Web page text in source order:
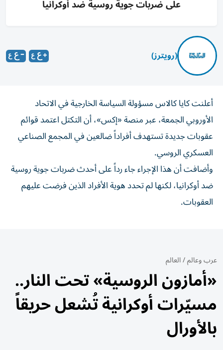
على ضربات جوية روسية ضد أوكرانيا
(رويترز)
أعلنت كايا ​كالاس ⁠مسؤولة السياسة الخارجية في الاتحاد
الأوروبي الجمعة، عبر منصة «⁠إكس»، أن التكتل اعتمد قوائم
عقوبات جديدة تستهدف أفراداً ​ضالعين في المجمع الصناعي
العسكري الروسي.
وأضافت أن هذا ⁠الإجراء جاء رداً على ​أحدث ضربات جوية روسية
ضد أوكرانيا، لكنها لم تحدد هوية الأفراد ⁠الذين فرضت عليهم
العقوبات.
عرب وعالم/العالم
«أمازون الروسية» تحت النار..
مسيّرات أوكرانية تُشعل حريقاً
بالأورال